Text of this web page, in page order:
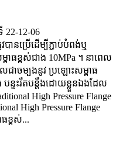
22-12-06
ានប្រើដើម្បីភ្ជាប់បំពង់ឬ
ធខ្ពស់ជាង 10MPa ។ នាពេល
ចូលជាចម្បងនូវ ប្រឡោះសម្ពាធ
ន្ទះរឹតបន្តឹងដោយខ្លួនឯងដែល
High Pressure Flange
High Pressure Flange
ខ្ពស់...